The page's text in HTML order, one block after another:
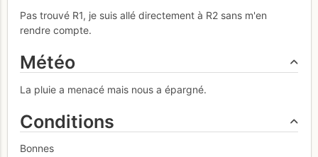
Pas trouvé R1, je suis allé directement à R2 sans m'en
rendre compte.
Météo
La pluie a menacé mais nous a épargné.
Conditions
Bonnes